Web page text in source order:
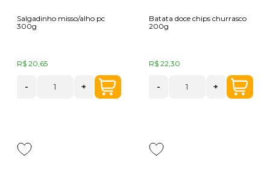
Salgadinho misso/alho pc
300g
R$ 20,65
- +
Batata doce chips churrasco
200g
R$ 22,30
- +